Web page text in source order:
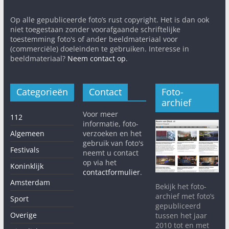
Op alle gepubliceerde foto’s rust copyright. Het is dan ook
niet toegestaan zonder voorafgaande schriftelijke
toestemming foto's of ander beeldmateriaal voor
(commerciële) doeleinden te gebruiken. Interesse in
beeldmateriaal? Neem contact op.
Categorieën
112
Algemeen
Festivals
Koninklijk
Amsterdam
Sport
Overige
Contact
Voor meer
informatie, foto-
verzoeken en het
gebruik van foto's
neemt u contact
op via het
contactformulier.
Foto-
archief
Bekijk het foto-
archief met foto’s
gepubliceerd
tussen het jaar
2010 tot en met